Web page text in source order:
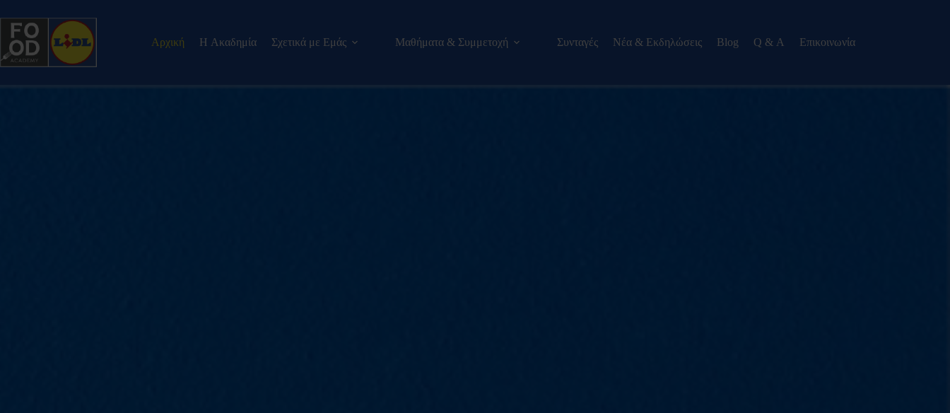
Αρχική H Ακαδημία Σχετικά με Εμάς Μαθήματα & Συμμετοχή Συνταγές Νέα & Εκδηλώσεις Blog Q & Α Eπικοινωνία